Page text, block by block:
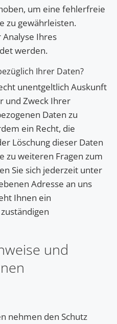
um eine fehlerfreie
zu gewährleisten.
Ihres
werden.
Ihrer Daten?
unentgeltlich Auskunft
und Zweck Ihrer
Daten zu
ein Recht, die
Löschung dieser Daten
zu weiteren Fragen zum
Sie sich jederzeit unter
Adresse an uns
Ihnen ein
und
nehmen den Schutz